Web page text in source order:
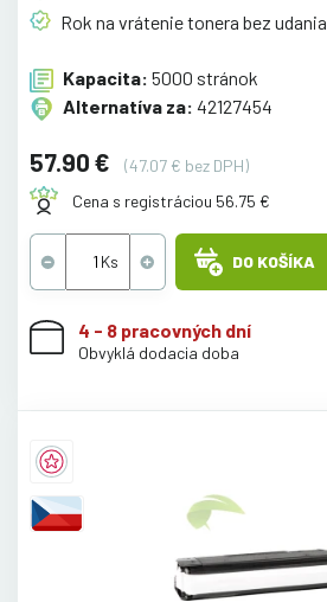
Rok na vrátenie tonera bez udania
Kapacita: 5000 stránok
Alternatíva za: 42127454
57.90 €
(47.07 € bez DPH)
Cena s registráciou 56.75 €
DO KOŠÍKA
4 - 8 pracovných dní
Obvyklá dodacia doba